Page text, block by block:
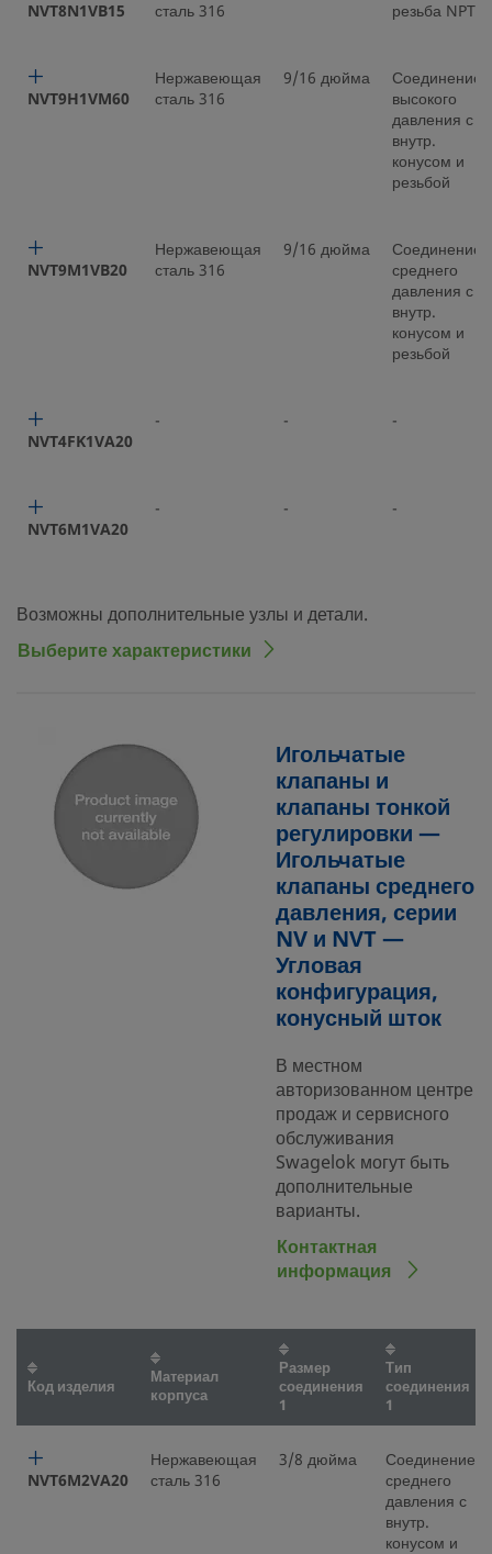
NVT8N1VB15
сталь 316
резьба NPT
NVT9H1VM60
Нержавеющая
сталь 316
9/16 дюйма
Соединение
высокого
давления с
внутр.
конусом и
резьбой
NVT9M1VB20
Нержавеющая
сталь 316
9/16 дюйма
Соединение
среднего
давления с
внутр.
конусом и
резьбой
NVT4FK1VA20
- - -
NVT6M1VA20
- - -
Возможны дополнительные узлы и детали.
Выберите характеристики
Игольчатые
клапаны и
клапаны тонкой
регулировки —
Игольчатые
клапаны среднего
давления, серии
NV и NVT —
Угловая
конфигурация,
конусный шток
В местном
авторизованном центре
продаж и сервисного
обслуживания
Swagelok могут быть
дополнительные
варианты.
Контактная
информация
Код изделия
Материал
корпуса
Размер
соединения
1
Тип
соединения
1
NVT6M2VA20
Нержавеющая
сталь 316
3/8 дюйма
Соединение
среднего
давления с
внутр.
конусом и